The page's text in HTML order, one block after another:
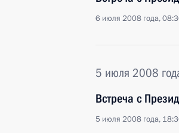
6 июля 2008 года,
5 июля 2008
Встреча с
5 июля 2008 года,